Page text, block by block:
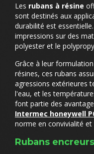
Les rubans à résine
sont destinés aux
durabilité est
impressions sur des
polyester et le
Grâce à leur
résines, ces rubans
agressions extérieures
l'eau, et les
font partie des
Intermec honeywell
norme en convivialité et
Rubans